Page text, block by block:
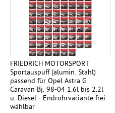
FRIEDRICH MOTORSPORT
Sportauspuff (alumin. Stahl)
passend für Opel Astra G
Caravan Bj. 98-04 1.6l bis 2.2l
u. Diesel - Endrohrvariante frei
wählbar